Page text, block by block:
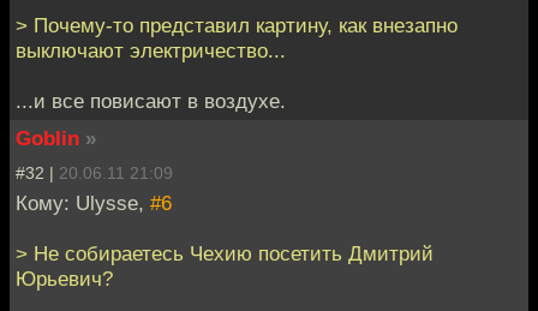
> Почему-то представил картину, как внезапно
выключают электричество...
...и все повисают в воздухе.
Goblin »
#32 | 20.06.11 21:09
Кому: Ulysse, #6
> Не собираетесь Чехию посетить Дмитрий
Юрьевич?